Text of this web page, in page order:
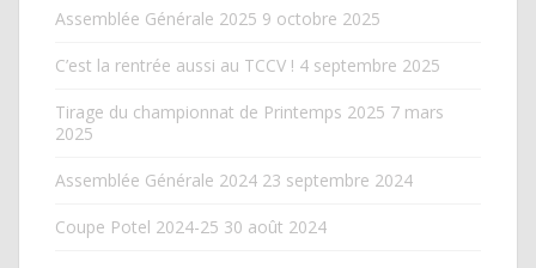
Assemblée Générale 2025 9 octobre 2025
C’est la rentrée aussi au TCCV ! 4 septembre 2025
Tirage du championnat de Printemps 2025 7 mars
2025
Assemblée Générale 2024 23 septembre 2024
Coupe Potel 2024-25 30 août 2024